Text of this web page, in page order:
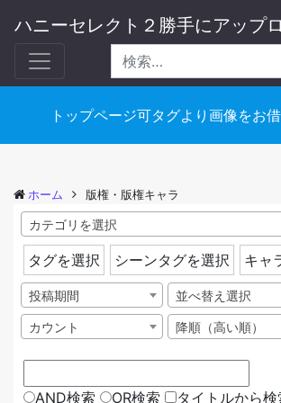
ハニーセレクト２勝手にアップ
トップページ可タグより画像をお
ホーム 版権・版権キャラ
カテゴリを選択
タグを選択 シーンタグを選択 キャ
投稿期間 並べ替え選択
カウント 降順（高い順）
AND検索 OR検索 タイトルから検